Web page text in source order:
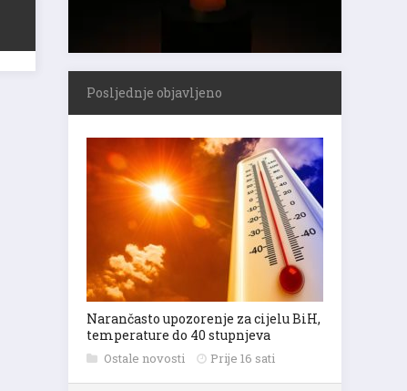
Posljednje objavljeno
Narančasto upozorenje za cijelu BiH,
temperature do 40 stupnjeva
Ostale novosti Prije 16 sati